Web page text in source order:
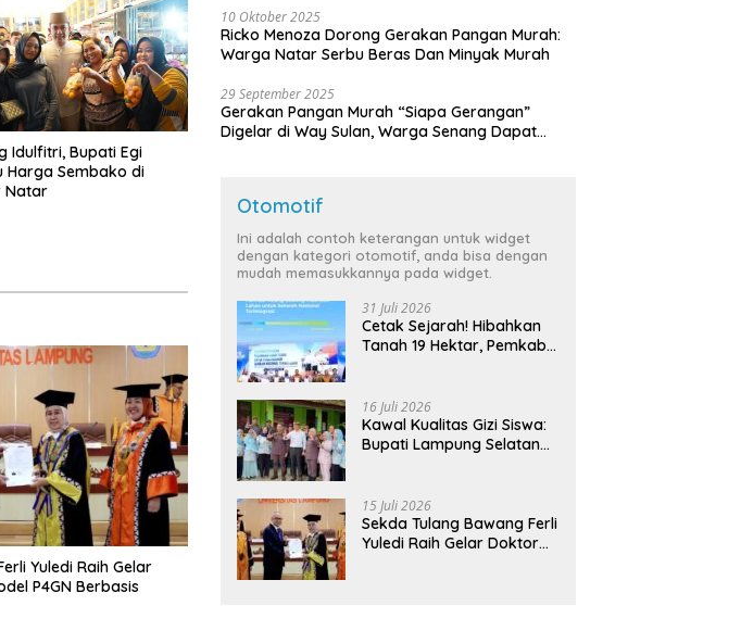
Idulfitri, Bupati Egi
Harga Sembako di
Natar
Yuledi Raih Gelar
P4GN Berbasis
10 Oktober 2025
Ricko Menoza Dorong Gerakan Pangan Murah:
Warga Natar Serbu Beras Dan Minyak Murah
29 September 2025
Gerakan Pangan Murah “Siapa Gerangan”
Digelar di Way Sulan, Warga Senang Dapat
Otomotif
Ini adalah contoh keterangan untuk widget
dengan kategori otomotif, anda bisa dengan
mudah memasukkannya pada widget.
31 Juli 2026
Cetak Sejarah! Hibahkan
Tanah 19 Hektar, Pemkab
Terintegrasi Pertama di
Lampung
16 Juli 2026
Kawal Kualitas Gizi Siswa:
Bupati Lampung Selatan
Bergizi Gratis di Natar
15 Juli 2026
Sekda Tulang Bawang Ferli
Yuledi Raih Gelar Doktor